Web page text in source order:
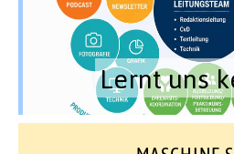
Lernt uns